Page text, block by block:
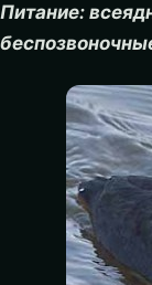
Питание: